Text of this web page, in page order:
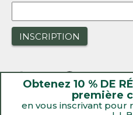
Obtenez 10 % DE
première
en vous inscrivant pour
INSCRIPTION